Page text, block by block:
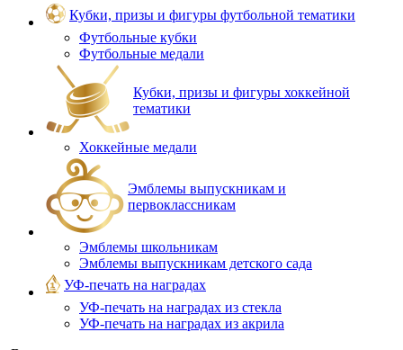
Кубки, призы и фигуры футбольной тематики
Футбольные кубки
Футбольные медали
Кубки, призы и фигуры хоккейной
тематики
Хоккейные медали
Эмблемы выпускникам и
первоклассникам
Эмблемы школьникам
Эмблемы выпускникам детского сада
УФ-печать на наградах
УФ‑печать на наградах из стекла
УФ-печать на наградах из акрила